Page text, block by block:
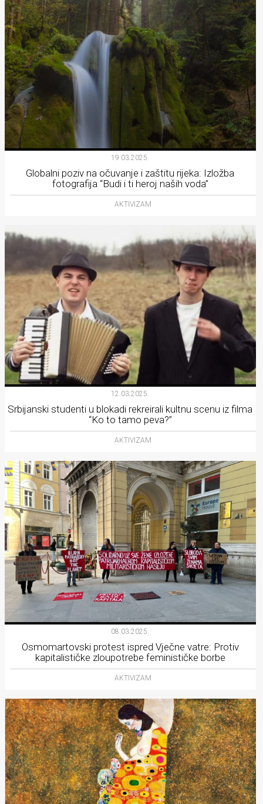
19.03.2025.
Globalni poziv na očuvanje i zaštitu rijeka: Izložba
fotografija “Budi i ti heroj naših voda”
AKTIVIZAM
12.03.2025.
Srbijanski studenti u blokadi rekreirali kultnu scenu iz filma
“Ko to tamo peva?”
AKTIVIZAM
08.03.2025.
Osmomartovski protest ispred Vječne vatre: Protiv
kapitalističke zloupotrebe feminističke borbe
AKTIVIZAM